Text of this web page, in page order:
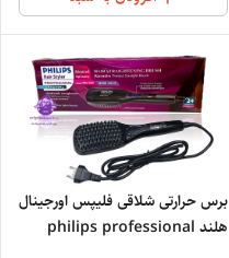
برس حرارتی شلاقی فلیپس اورجینال
هلند philips professional